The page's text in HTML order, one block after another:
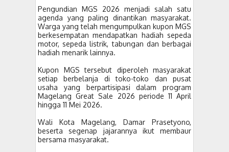
Pengundian MGS 2026 menjadi salah satu
agenda yang paling dinantikan masyarakat.
Warga yang telah mengumpulkan kupon MGS
berkesempatan mendapatkan hadiah sepeda
motor, sepeda listrik, tabungan dan berbagai
hadiah menarik lainnya.
Kupon MGS tersebut diperoleh masyarakat
setiap berbelanja di toko-toko dan pusat
usaha yang berpartisipasi dalam program
Magelang Great Sale 2026 periode 11 April
hingga 11 Mei 2026.
Wali Kota Magelang, Damar Prasetyono,
beserta segenap jajarannya ikut membaur
bersama masyarakat.